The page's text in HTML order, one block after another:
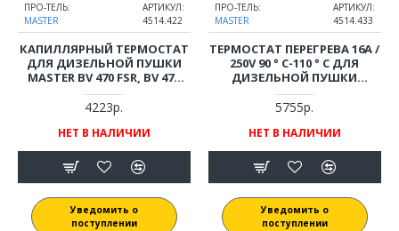
ПРО-ТЕЛЬ:
MASTER
АРТИКУЛ:
4514.422
КАПИЛЛЯРНЫЙ ТЕРМОСТАТ
ДЛЯ ДИЗЕЛЬНОЙ ПУШКИ
MASTER BV 470 FSR, BV 470
FTR, BV 690 FS, BV 690 FTR
4223р.
НЕТ В НАЛИЧИИ
Уведомить о
поступлении
ПРО-ТЕЛЬ:
MASTER
АРТИКУЛ:
4514.433
ТЕРМОСТАТ ПЕРЕГРЕВА 16A /
250V 90 ° C-110 ° C ДЛЯ
ДИЗЕЛЬНОЙ ПУШКИ
MASTER BV 470 FS, BV 470 FTR,
BV 690 FS, BV 690 FTR
5755р.
НЕТ В НАЛИЧИИ
Уведомить о
поступлении